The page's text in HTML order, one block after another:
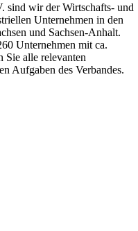
sind wir der Wirtschafts- und
Unternehmen in den
und Sachsen-Anhalt.
Unternehmen mit ca.
Sie alle relevanten
Aufgaben des Verbandes.